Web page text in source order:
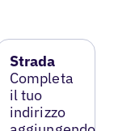
Strada
Completa
il tuo
indirizzo